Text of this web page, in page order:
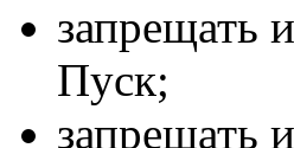
запрещать
Пуск;
запрещать